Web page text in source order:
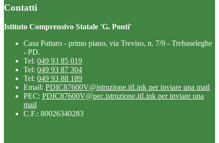
Contatti
Istituto Comprensivo Statale 'G. Ponti'
Casa Pattaro - primo piano, via Treviso, n. 7/9 - Trebaseleghe
- PD.
Tel: 049 93 85 019
Tel: 049 93 87 304
Tel: 049 93 88 189
Email: PDIC87600V@istruzione.itLink per inviare una mail
PEC: PDIC87600V@pec.istruzione.itLink per inviare una
mail
C.F.: 80026340283